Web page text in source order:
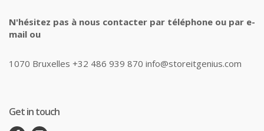
N'hésitez pas à nous contacter par téléphone ou par e-
mail ou
1070 Bruxelles +32 486 939 870 info@storeitgenius.com
Get in touch